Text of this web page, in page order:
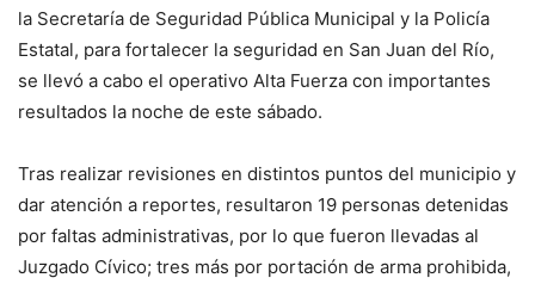
la Secretaría de Seguridad Pública Municipal y la Policía
Estatal, para fortalecer la seguridad en San Juan del Río,
se llevó a cabo el operativo Alta Fuerza con importantes
resultados la noche de este sábado.
Tras realizar revisiones en distintos puntos del municipio y
dar atención a reportes, resultaron 19 personas detenidas
por faltas administrativas, por lo que fueron llevadas al
Juzgado Cívico; tres más por portación de arma prohibida,